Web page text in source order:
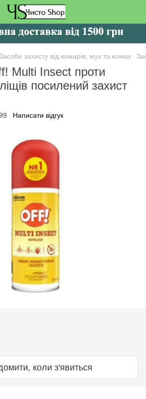
Засоби захисту від комарів, мух та комах
Multi Insect проти
посилений захист
Написати відгук
коли з'явиться